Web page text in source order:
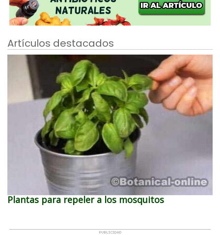
Artículos destacados
Plantas para repeler a los mosquitos